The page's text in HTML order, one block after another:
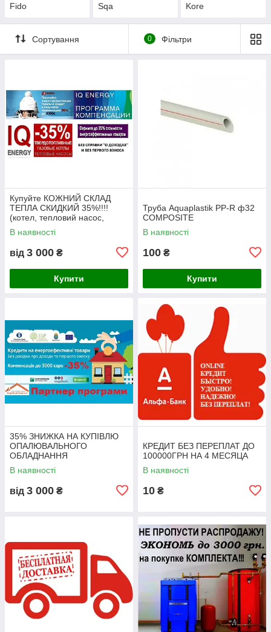
Fido Sqa Kore
Сортування 0 Фільтри
Купуйте КОЖНИЙ СКЛАД
ТЕПЛА СКИДКИЙ 35%!!!!
(котел, тепловий насос,
сонячний колектор)
В наявності
від 3 000 ₴
Купити
Труба Aquaplastik PP-R ф32
COMPOSITE
В наявності
100 ₴
Купити
35% ЗНИЖКА НА КУПІВЛЮ
ОПАЛЮВАЛЬНОГО
ОБЛАДНАННЯ
В наявності
від 3 000 ₴
КРЕДИТ БЕЗ ПЕРЕПЛАТ ДО
100000ГРН НА 4 МЕСЯЦА
В наявності
10 ₴